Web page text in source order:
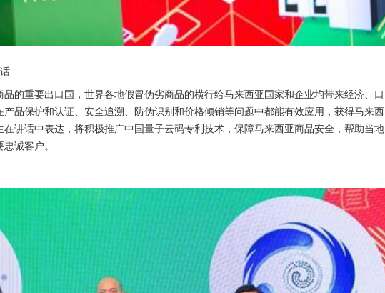
的重要出口国，世界各地假冒伪劣商品的横行给马来西亚国家和企业均带来经济、口
品保护和认证、安全追溯、防伪识别和价格倾销等问题中都能有效应用，获得马来西
讲话中表达，将积极推广中国量子云码专利技术，保障马来西亚商品安全，帮助当地
诚客户。